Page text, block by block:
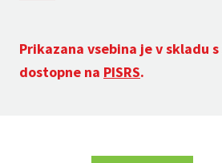
Prikazana vsebina je v skladu
dostopne na PISRS.